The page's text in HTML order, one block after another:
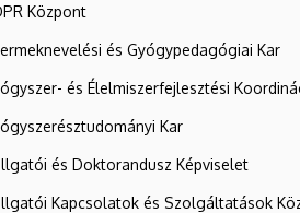
Központ
és Gyógypedagógiai Kar
és Élelmiszerfejlesztési
Kar
és Doktorandusz Képviselet
Kapcsolatok és Szolgáltatások